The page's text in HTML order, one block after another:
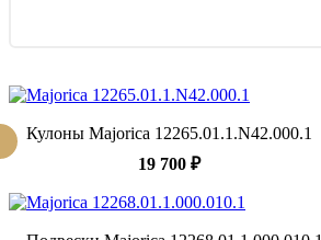
Кулоны Majorica 12265.01.1.N42.000.1
19 700 ₽